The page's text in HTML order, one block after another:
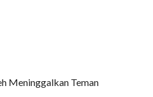
Meninggalkan Teman